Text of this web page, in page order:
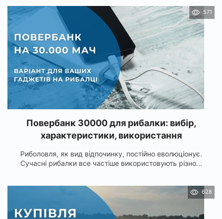
571
Повербанк 30000 для рибалки: вибір,
характеристики, використання
Риболовля, як вид відпочинку, постійно еволюціонує.
Сучасні рибалки все частіше використовують різно...
628